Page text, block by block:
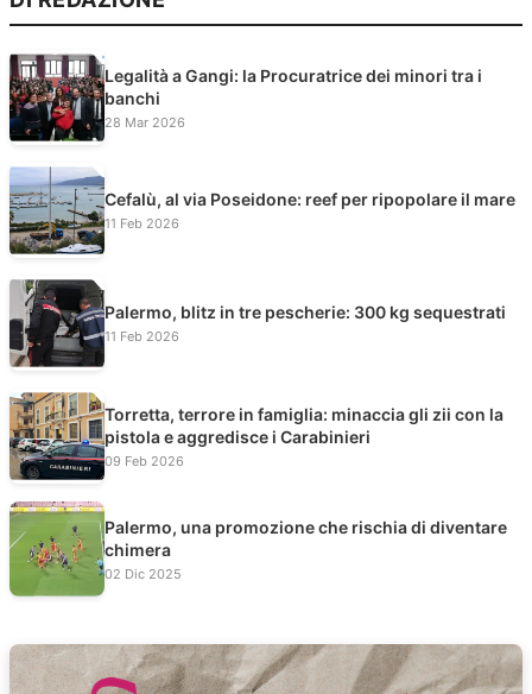
Legalità a Gangi: la Procuratrice dei minori tra i
banchi
28 Mar 2026
Cefalù, al via Poseidone: reef per ripopolare il mare
11 Feb 2026
Palermo, blitz in tre pescherie: 300 kg sequestrati
11 Feb 2026
Torretta, terrore in famiglia: minaccia gli zii con la
pistola e aggredisce i Carabinieri
09 Feb 2026
Palermo, una promozione che rischia di diventare
chimera
02 Dic 2025